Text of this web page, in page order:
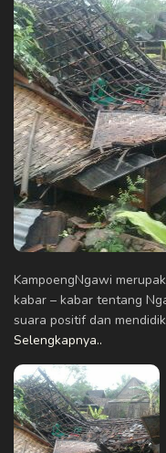
KampoengNgawi
kabar – kabar tentang
suara positif dan
Selengkapnya..